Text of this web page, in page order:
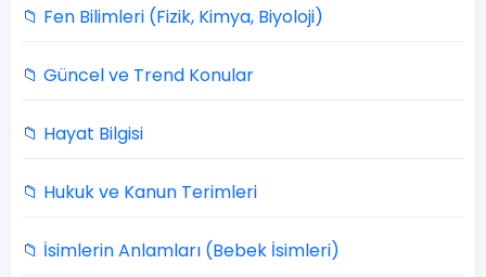
📁 Fen Bilimleri (Fizik, Kimya, Biyoloji)
📁 Güncel ve Trend Konular
📁 Hayat Bilgisi
📁 Hukuk ve Kanun Terimleri
📁 İsimlerin Anlamları (Bebek İsimleri)